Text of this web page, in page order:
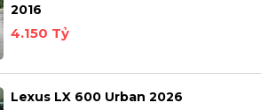
2016
4.150 Tỷ
Lexus LX 600 Urban 2026